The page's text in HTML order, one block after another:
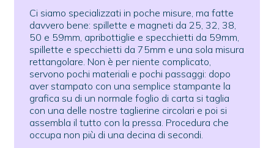
Ci siamo specializzati in poche misure, ma fatte
davvero bene: spillette e magneti da 25, 32, 38,
50 e 59mm, apribottiglie e specchietti da 59mm,
spillette e specchietti da 75mm e una sola misura
rettangolare. Non è per niente complicato,
servono pochi materiali e pochi passaggi: dopo
aver stampato con una semplice stampante la
grafica su di un normale foglio di carta si taglia
con una delle nostre taglierine circolari e poi si
assembla il tutto con la pressa. Procedura che
occupa non più di una decina di secondi.